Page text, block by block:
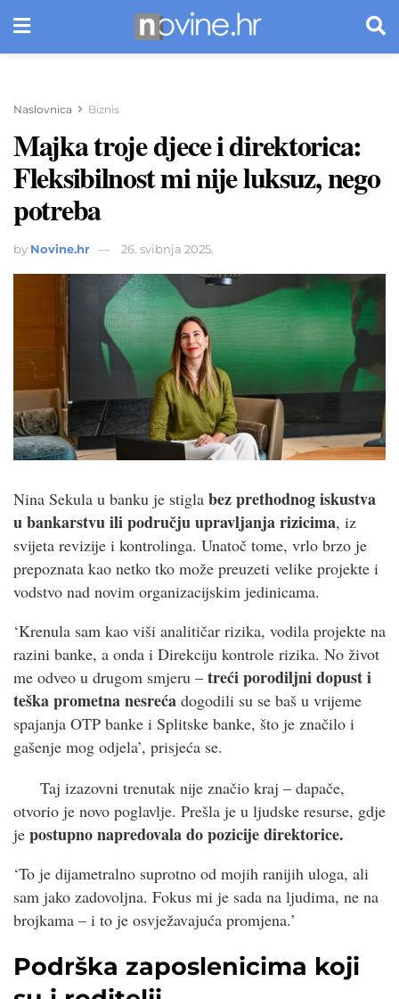
Naslovnica Biznis
Majka troje djece i direktorica:
Fleksibilnost mi nije luksuz, nego
potreba
by Novine.hr 26. svibnja 2025.
Nina Sekula u banku je stigla bez prethodnog iskustva
u bankarstvu ili području upravljanja rizicima, iz
svijeta revizije i kontrolinga. Unatoč tome, vrlo brzo je
prepoznata kao netko tko može preuzeti velike projekte i
vodstvo nad novim organizacijskim jedinicama.
‘Krenula sam kao viši analitičar rizika, vodila projekte na
razini banke, a onda i Direkciju kontrole rizika. No život
me odveo u drugom smjeru – treći porodiljni dopust i
teška prometna nesreća dogodili su se baš u vrijeme
spajanja OTP banke i Splitske banke, što je značilo i
gašenje mog odjela’, prisjeća se.
Taj izazovni trenutak nije značio kraj – dapače,
otvorio je novo poglavlje. Prešla je u ljudske resurse, gdje
je postupno napredovala do pozicije direktorice.
‘To je dijametralno suprotno od mojih ranijih uloga, ali
sam jako zadovoljna. Fokus mi je sada na ljudima, ne na
brojkama – i to je osvježavajuća promjena.’
Podrška zaposlenicima koji